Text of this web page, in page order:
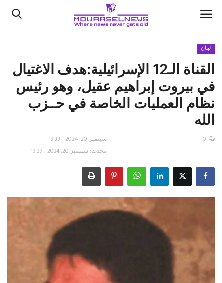
الأخبار
كتّابنا
السعودية
اقتصاد
علوم وتكنولوجيا
حياة
لبنان
القناة الـ12 الإسرائيلية:هدف الاغتيال
في بيروت إبراهيم عقيل، وهو رئيس
نظام العمليات الخاصة في حــزب
الله
سبتمبر 20, 2024 - 19:33
محدث: سبتمبر 20, 2024 - 19:37
0